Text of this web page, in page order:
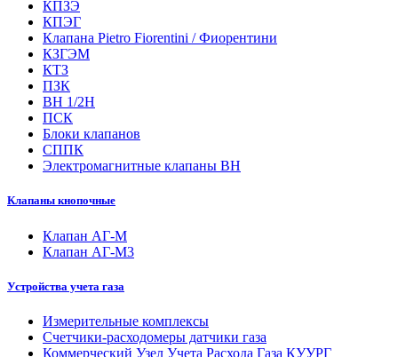
КПЗЭ
КПЭГ
Клапана Pietro Fiorentini / Фиорентини
КЗГЭМ
КТЗ
ПЗК
ВН 1/2Н
ПСК
Блоки клапанов
СППК
Электромагнитные клапаны ВН
Клапаны кнопочные
Клапан АГ-М
Клапан АГ-М3
Устройства учета газа
Измерительные комплексы
Счетчики-расходомеры датчики газа
Коммерческий Узел Учета Расхода Газа КУУРГ